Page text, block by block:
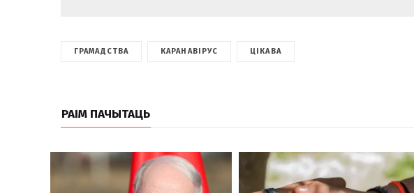
ГРАМАДСТВА КАРАНАВІРУС ЦІКАВА
РАІМ ПАЧЫТАЦЬ